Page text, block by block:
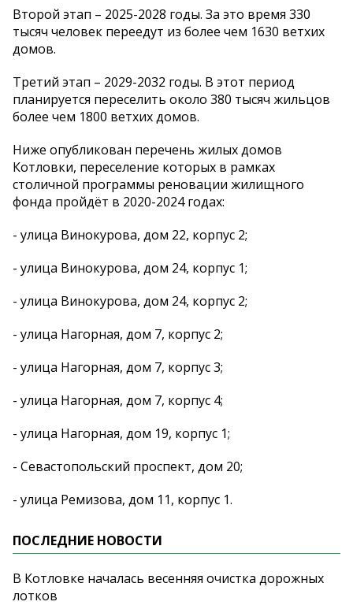
Второй этап – 2025-2028 годы. За это время 330
тысяч человек переедут из более чем 1630 ветхих
домов.
Третий этап – 2029-2032 годы. В этот период
планируется переселить около 380 тысяч жильцов
более чем 1800 ветхих домов.
Ниже опубликован перечень жилых домов
Котловки, переселение которых в рамках
столичной программы реновации жилищного
фонда пройдёт в 2020-2024 годах:
- улица Винокурова, дом 22, корпус 2;
- улица Винокурова, дом 24, корпус 1;
- улица Винокурова, дом 24, корпус 2;
- улица Нагорная, дом 7, корпус 2;
- улица Нагорная, дом 7, корпус 3;
- улица Нагорная, дом 7, корпус 4;
- улица Нагорная, дом 19, корпус 1;
- Севастопольский проспект, дом 20;
- улица Ремизова, дом 11, корпус 1.
ПОСЛЕДНИЕ НОВОСТИ
В Котловке началась весенняя очистка дорожных
лотков